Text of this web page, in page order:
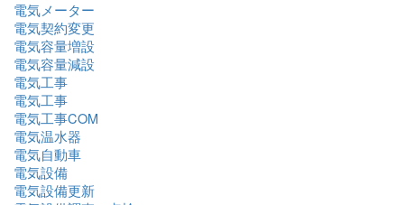
電気メーター
電気契約変更
電気容量増設
電気容量減設
電気工事
電気工事
電気工事COM
電気温水器
電気自動車
電気設備
電気設備更新